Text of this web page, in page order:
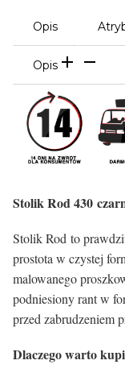
Opis
Opis
Stolik Rod 430
Stolik Rod to
prostota w czystej
malowanego
podniesiony rant w
przed zabrudzeniem
Dlaczego warto